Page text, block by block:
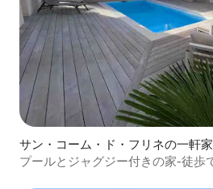
サン・コーム・ド・フリネの一軒家
プールとジャグジー付きの家-徒歩